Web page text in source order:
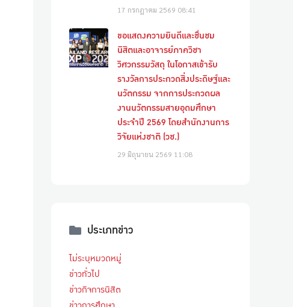
17 กรกฎาคม 2569 08:41
ขอแสดงความยินดีและชื่นชม
นิสิตและอาจารย์ภาควิชา
วิศวกรรมวัสดุ ในโอกาสเข้ารับ
รางวัลการประกวดสิ่งประดิษฐ์และ
นวัตกรรม จากการประกวดผล
งานนวัตกรรมสายอุดมศึกษา
ประจำปี 2569 โดยสำนักงานการ
วิจัยแห่งชาติ (วช.)
29 มิถุนายน 2569 11:08
ประเภทข่าว
ไม่ระบุหมวดหมู่
ข่าวทั่วไป
ข่าวกิจการนิสิต